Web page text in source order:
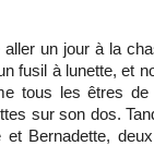
un jour à la
fusil à lunette, et
tous les êtres
sur son dos.
Bernadette,